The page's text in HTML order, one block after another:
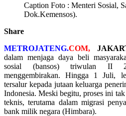
Caption Foto : Menteri Sosial,
Dok.Kemensos).
Share
METROJATENG.COM,
dalam menjaga daya beli
sosial (bansos) triwulan II
menggembirakan. Hingga 1 Juli,
tersalur kepada jutaan keluarga
Indonesia. Meski begitu, proses ini
teknis, terutama dalam migrasi
bank milik negara (Himbara).